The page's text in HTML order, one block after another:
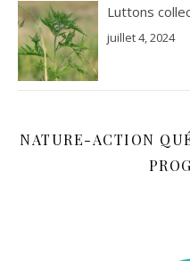
Luttons
juillet 4, 2024
NATURE-ACTION